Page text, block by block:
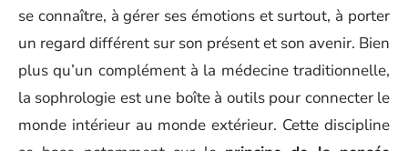
se connaître, à gérer ses émotions et surtout, à porter
un regard différent sur son présent et son avenir. Bien
plus qu’un complément à la médecine traditionnelle,
la sophrologie est une boîte à outils pour connecter le
monde intérieur au monde extérieur. Cette discipline